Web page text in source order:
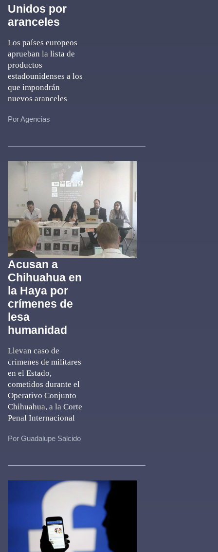
Unidos por
aranceles
Los países europeos
aprueban la lista de
productos
estadounidenses a los
que impondrán
nuevos aranceles
Por Agencias
Acusan a
Chihuahua en
la Haya por
crímenes de
lesa
humanidad
Llevan caso de
crímenes de militares
en el Estado,
cometidos durante el
Operativo Conjunto
Chihuahua, a la Corte
Penal Internacional
Por Guadalupe Salcido